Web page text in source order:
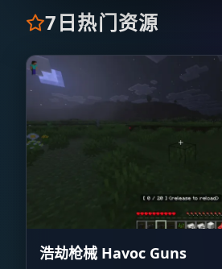
7日热门资源
浩劫枪械 Havoc Guns